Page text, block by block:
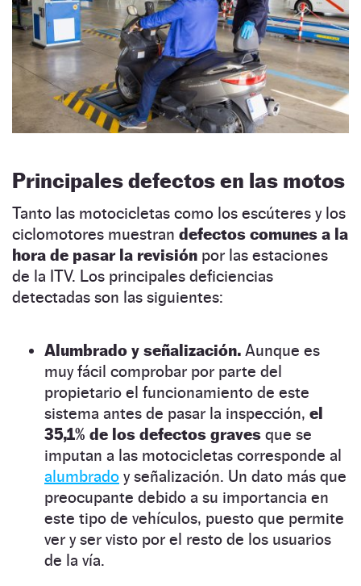
Principales defectos en las motos
Tanto las motocicletas como los escúteres y los
ciclomotores muestran defectos comunes a la
hora de pasar la revisión por las estaciones
de la ITV. Los principales deficiencias
detectadas son las siguientes:
Alumbrado y señalización. Aunque es
muy fácil comprobar por parte del
propietario el funcionamiento de este
sistema antes de pasar la inspección, el
35,1% de los defectos graves que se
imputan a las motocicletas corresponde al
alumbrado y señalización. Un dato más que
preocupante debido a su importancia en
este tipo de vehículos, puesto que permite
ver y ser visto por el resto de los usuarios
de la vía.